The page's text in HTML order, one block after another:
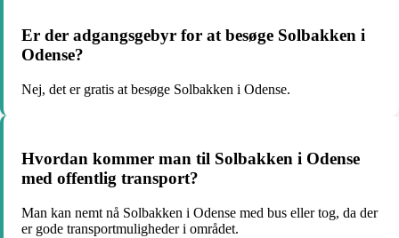
Er der adgangsgebyr for at besøge Solbakken i
Odense?
Nej, det er gratis at besøge Solbakken i Odense.
Hvordan kommer man til Solbakken i Odense
med offentlig transport?
Man kan nemt nå Solbakken i Odense med bus eller tog, da der
er gode transportmuligheder i området.